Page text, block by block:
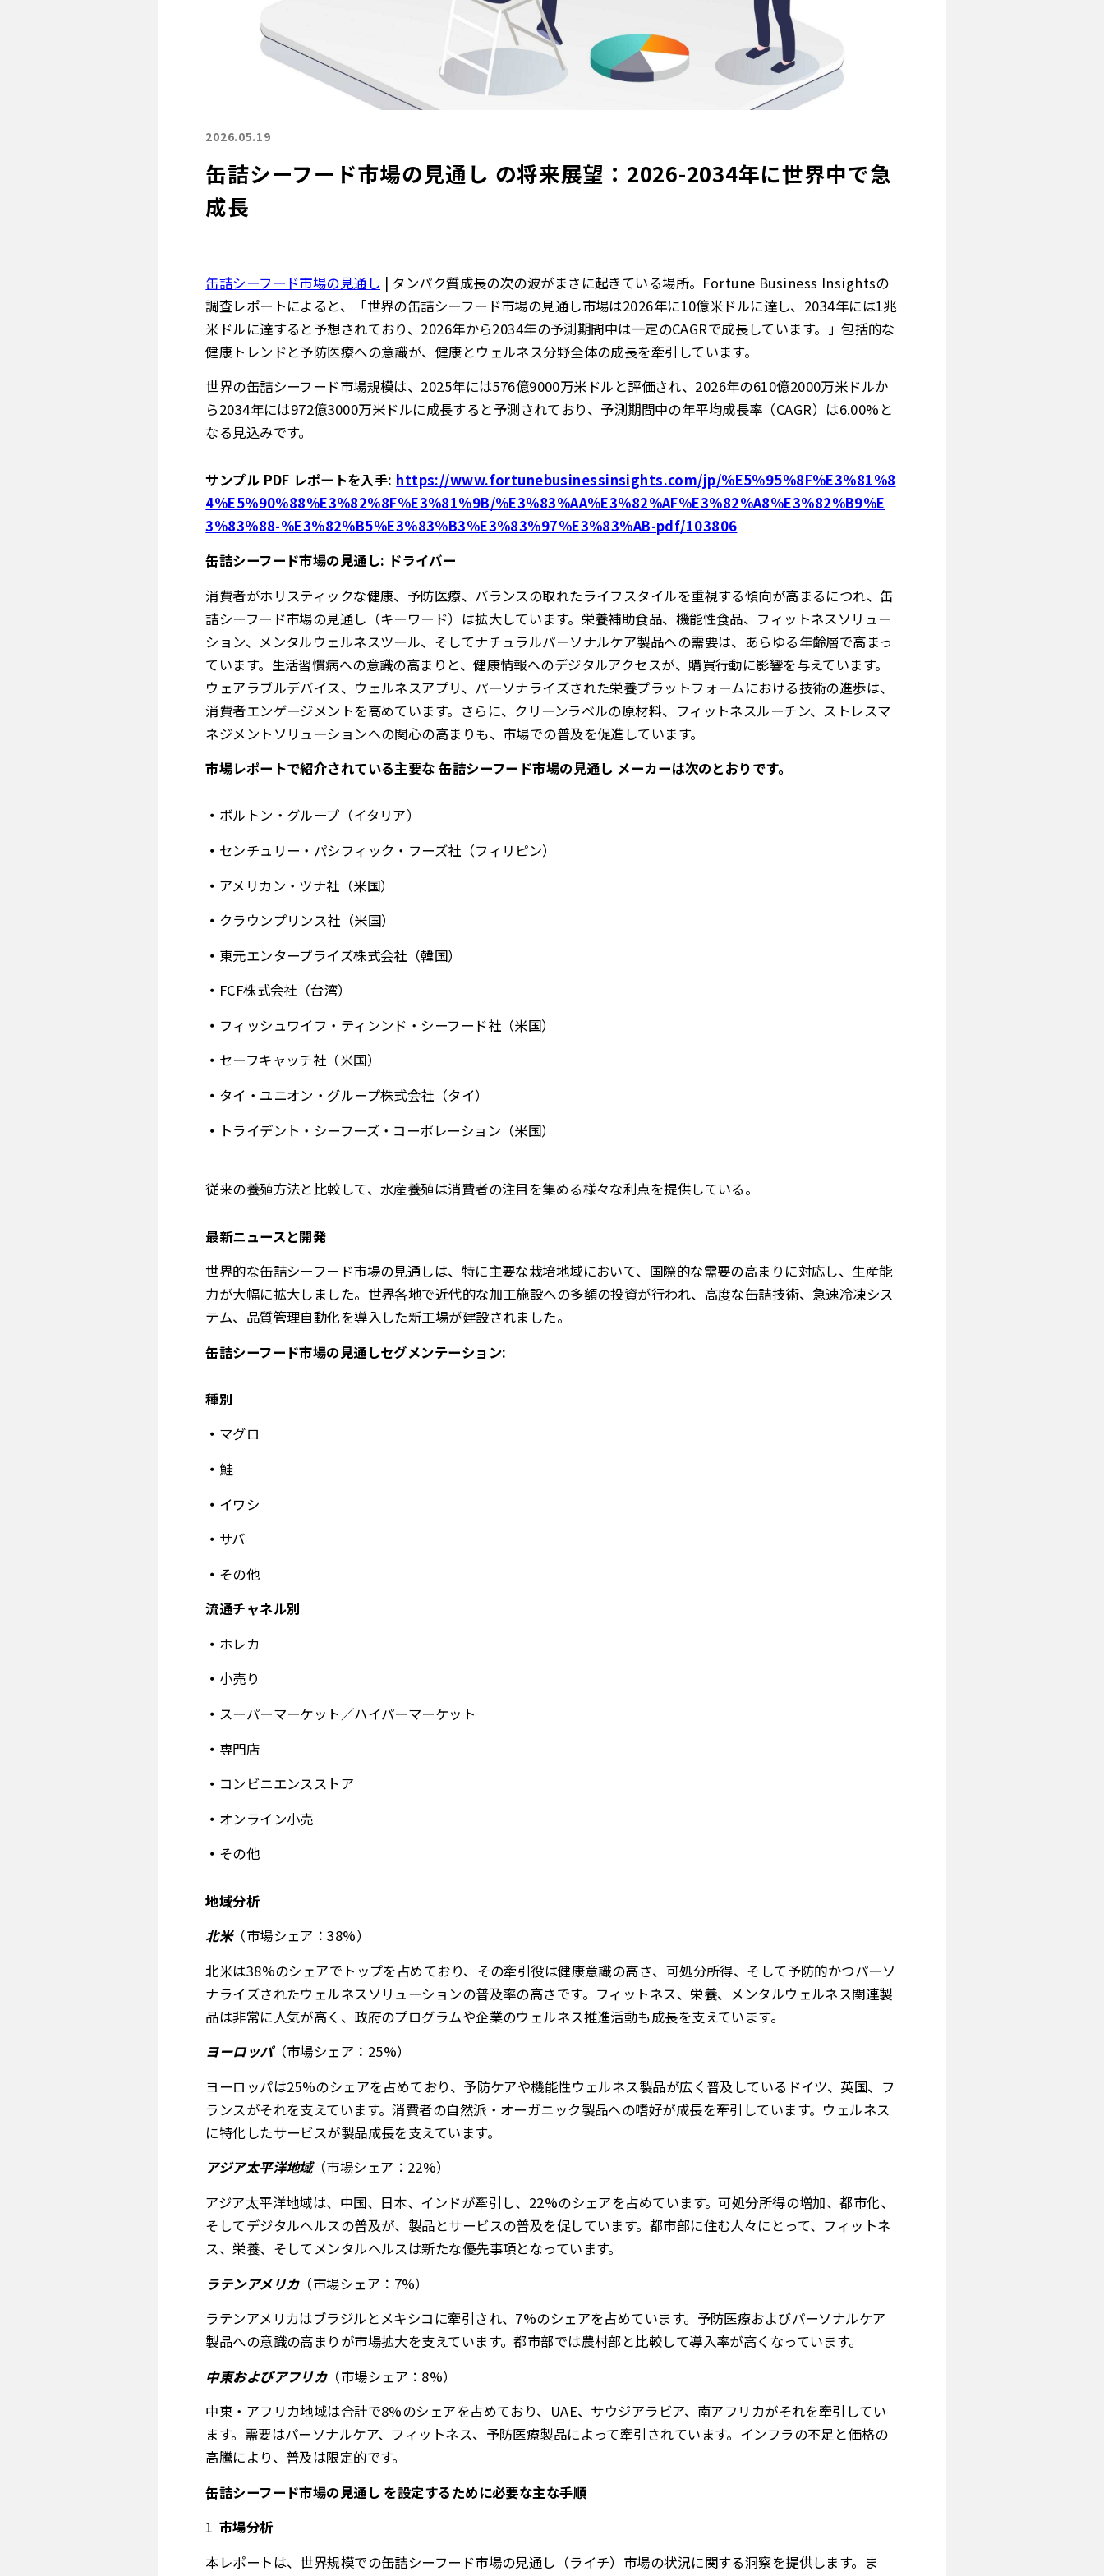
2026.05.19
缶詰シーフード市場の見通し の将来展望：2026-2034年に世界中で急
成長
缶詰シーフード市場の見通し | タンパク質成長の次の波がまさに起きている場所。Fortune Business Insightsの
調査レポートによると、「世界の缶詰シーフード市場の見通し市場は2026年に10億米ドルに達し、2034年には1兆
米ドルに達すると予想されており、2026年から2034年の予測期間中は一定のCAGRで成長しています。」包括的な
健康トレンドと予防医療への意識が、健康とウェルネス分野全体の成長を牽引しています。
世界の缶詰シーフード市場規模は、2025年には576億9000万米ドルと評価され、2026年の610億2000万米ドルか
ら2034年には972億3000万米ドルに成長すると予測されており、予測期間中の年平均成長率（CAGR）は6.00%と
なる見込みです。
サンプル PDF レポートを入手: https://www.fortunebusinessinsights.com/jp/%E5%95%8F%E3%81%8
4%E5%90%88%E3%82%8F%E3%81%9B/%E3%83%AA%E3%82%AF%E3%82%A8%E3%82%B9%E
3%83%88-%E3%82%B5%E3%83%B3%E3%83%97%E3%83%AB-pdf/103806
缶詰シーフード市場の見通し: ドライバー
消費者がホリスティックな健康、予防医療、バランスの取れたライフスタイルを重視する傾向が高まるにつれ、缶
詰シーフード市場の見通し（キーワード）は拡大しています。栄養補助食品、機能性食品、フィットネスソリュー
ション、メンタルウェルネスツール、そしてナチュラルパーソナルケア製品への需要は、あらゆる年齢層で高まっ
ています。生活習慣病への意識の高まりと、健康情報へのデジタルアクセスが、購買行動に影響を与えています。
ウェアラブルデバイス、ウェルネスアプリ、パーソナライズされた栄養プラットフォームにおける技術の進歩は、
消費者エンゲージメントを高めています。さらに、クリーンラベルの原材料、フィットネスルーチン、ストレスマ
ネジメントソリューションへの関心の高まりも、市場での普及を促進しています。
市場レポートで紹介されている主要な 缶詰シーフード市場の見通し メーカーは次のとおりです。
ボルトン・グループ（イタリア）
センチュリー・パシフィック・フーズ社（フィリピン）
アメリカン・ツナ社（米国）
クラウンプリンス社（米国）
東元エンタープライズ株式会社（韓国）
FCF株式会社（台湾）
フィッシュワイフ・ティンンド・シーフード社（米国）
セーフキャッチ社（米国）
タイ・ユニオン・グループ株式会社（タイ）
トライデント・シーフーズ・コーポレーション（米国）
従来の養殖方法と比較して、水産養殖は消費者の注目を集める様々な利点を提供している。
最新ニュースと開発
世界的な缶詰シーフード市場の見通しは、特に主要な栽培地域において、国際的な需要の高まりに対応し、生産能
力が大幅に拡大しました。世界各地で近代的な加工施設への多額の投資が行われ、高度な缶詰技術、急速冷凍シス
テム、品質管理自動化を導入した新工場が建設されました。
缶詰シーフード市場の見通しセグメンテーション:
種別
マグロ
鮭
イワシ
サバ
その他
流通チャネル別
ホレカ
小売り
スーパーマーケット／ハイパーマーケット
専門店
コンビニエンスストア
オンライン小売
その他
地域分析
北米（市場シェア：38%）
北米は38%のシェアでトップを占めており、その牽引役は健康意識の高さ、可処分所得、そして予防的かつパーソ
ナライズされたウェルネスソリューションの普及率の高さです。フィットネス、栄養、メンタルウェルネス関連製
品は非常に人気が高く、政府のプログラムや企業のウェルネス推進活動も成長を支えています。
ヨーロッパ（市場シェア：25%）
ヨーロッパは25%のシェアを占めており、予防ケアや機能性ウェルネス製品が広く普及しているドイツ、英国、フ
ランスがそれを支えています。消費者の自然派・オーガニック製品への嗜好が成長を牽引しています。ウェルネス
に特化したサービスが製品成長を支えています。
アジア太平洋地域（市場シェア：22%）
アジア太平洋地域は、中国、日本、インドが牽引し、22%のシェアを占めています。可処分所得の増加、都市化、
そしてデジタルヘルスの普及が、製品とサービスの普及を促しています。都市部に住む人々にとって、フィットネ
ス、栄養、そしてメンタルヘルスは新たな優先事項となっています。
ラテンアメリカ（市場シェア：7%）
ラテンアメリカはブラジルとメキシコに牽引され、7%のシェアを占めています。予防医療およびパーソナルケア
製品への意識の高まりが市場拡大を支えています。都市部では農村部と比較して導入率が高くなっています。
中東およびアフリカ（市場シェア：8%）
中東・アフリカ地域は合計で8%のシェアを占めており、UAE、サウジアラビア、南アフリカがそれを牽引してい
ます。需要はパーソナルケア、フィットネス、予防医療製品によって牽引されています。インフラの不足と価格の
高騰により、普及は限定的です。
缶詰シーフード市場の見通し を設定するために必要な主な手順
市場分析
本レポートは、世界規模での缶詰シーフード市場の見通し（ライチ）市場の状況に関する洞察を提供します。ま